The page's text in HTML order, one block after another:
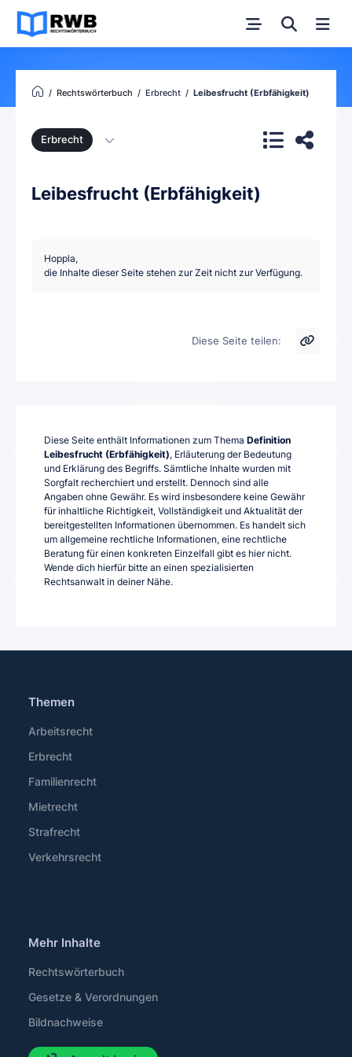
Rechtswörterbuch Erbrecht Leibesfrucht (Erbfähigkeit)
Erbrecht
Leibesfrucht (Erbfähigkeit)
Hoppla,
die Inhalte dieser Seite stehen zur Zeit nicht zur Verfügung.
Diese Seite teilen:
Diese Seite enthält Informationen zum Thema Definition
Leibesfrucht (Erbfähigkeit), Erläuterung der Bedeutung
und Erklärung des Begriffs. Sämtliche Inhalte wurden mit
Sorgfalt recherchiert und erstellt. Dennoch sind alle
Angaben ohne Gewähr. Es wird insbesondere keine Gewähr
für inhaltliche Richtigkeit, Vollständigkeit und Aktualität der
bereitgestellten Informationen übernommen. Es handelt sich
um allgemeine rechtliche Informationen, eine rechtliche
Beratung für einen konkreten Einzelfall gibt es hier nicht.
Wende dich hierfür bitte an einen spezialisierten
Rechtsanwalt in deiner Nähe.
Themen
Arbeitsrecht
Erbrecht
Familienrecht
Mietrecht
Strafrecht
Verkehrsrecht
Mehr Inhalte
Rechtswörterbuch
Gesetze & Verordnungen
Bildnachweise